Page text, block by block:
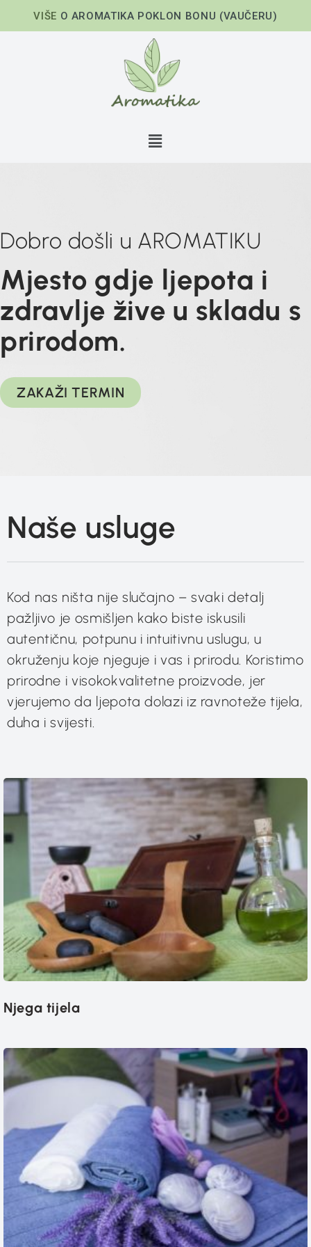
VIŠE O AROMATIKA POKLON BONU (VAUČERU)
Dobro došli u AROMATIKU
Mjesto gdje ljepota i
zdravlje žive u skladu s
prirodom.
ZAKAŽI TERMIN
Naše usluge
Kod nas ništa nije slučajno – svaki detalj
pažljivo je osmišljen kako biste iskusili
autentičnu, potpunu i intuitivnu uslugu, u
okruženju koje njeguje i vas i prirodu. Koristimo
prirodne i visokokvalitetne proizvode, jer
vjerujemo da ljepota dolazi iz ravnoteže tijela,
duha i svijesti.
Njega tijela